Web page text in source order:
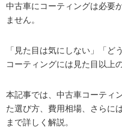
中古車にコーティングは必要
ません。
「見た目は気にしない」「ど
コーティングには見た目以上
本記事では、中古車コーティ
た選び方、費用相場、さらに
まで詳しく解説。